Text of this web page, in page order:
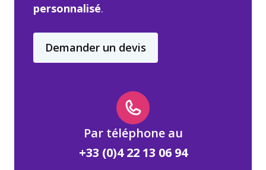
personnalisé.
Demander un devis
Par téléphone au
+33 (0)4 22 13 06 94